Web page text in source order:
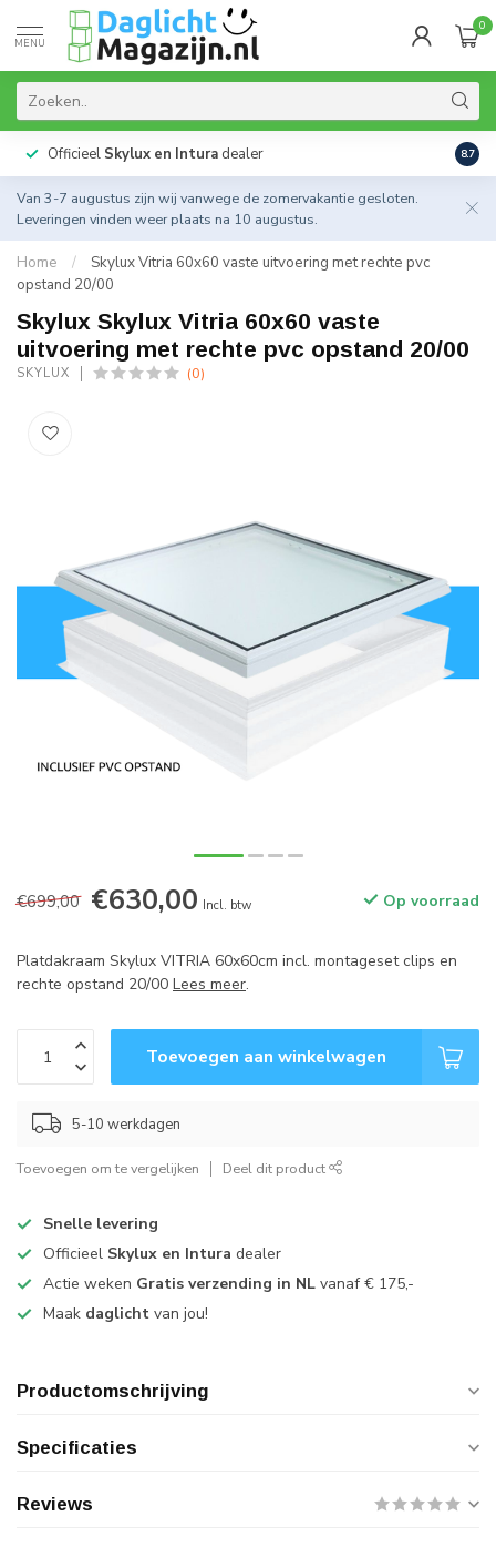
MENU
0
Officieel Skylux en Intura dealer 8.7
Van 3-7 augustus zijn wij vanwege de zomervakantie gesloten.
Leveringen vinden weer plaats na 10 augustus.
Home /
Skylux Vitria 60x60 vaste uitvoering met rechte pvc
opstand 20/00
Skylux Skylux Vitria 60x60 vaste
uitvoering met rechte pvc opstand 20/00
SKYLUX (0)
€699,00 €630,00 Incl. btw Op voorraad
Platdakraam Skylux VITRIA 60x60cm incl. montageset clips en
rechte opstand 20/00 Lees meer.
Toevoegen aan winkelwagen
5-10 werkdagen
Toevoegen om te vergelijken Deel dit product
Snelle levering
Officieel Skylux en Intura dealer
Actie weken Gratis verzending in NL vanaf € 175,-
Maak daglicht van jou!
Productomschrijving
Specificaties
Reviews